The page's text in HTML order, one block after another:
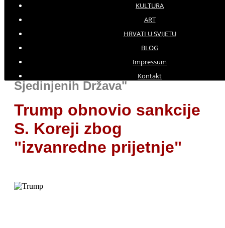
KULTURA
ART
HRVATI U SVIJETU
BLOG
Impressum
Kontakt
"...postupci i politika vlade
Sjeverne Koreje i dalje su
neuobičajena i izvanredna
prijetnja nacionalnoj sigurnosti,
vanjskoj politici, gospodarstvu
Sjedinjenih Država"
Trump obnovio sankcije
S. Koreji zbog
"izvanredne prijetnje"